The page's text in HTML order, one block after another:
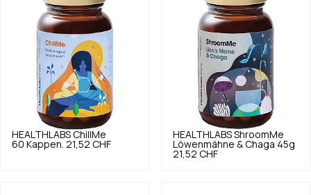
HEALTHLABS ChillMe
60 Kappen. 21,52 CHF
HEALTHLABS ShroomMe
Löwenmähne & Chaga 45g
21,52 CHF